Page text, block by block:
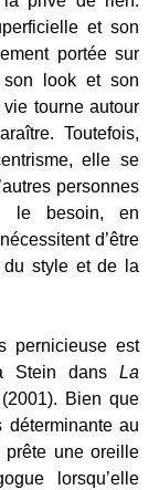
et son
portée sur
son look et son
tourne autour
Toutefois,
elle se
personnes
le besoin, en
d’être
style et de la
pernicieuse est
Stein dans La
(2001). Bien que
au
prête une oreille
lorsqu’elle